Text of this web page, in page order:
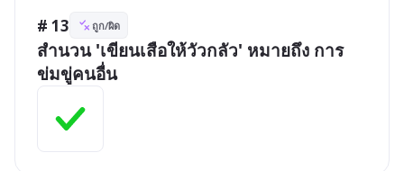
# 13 ถูก/ผิด
สำนวน 'เขียนเสือให้วัวกลัว' หมายถึง การ
ข่มขู่คนอื่น